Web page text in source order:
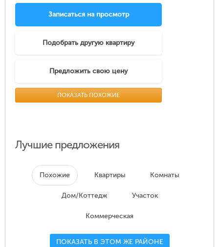
Записаться на просмотр
Подобрать другую квартиру
Предложить свою цену
ПОКАЗАТЬ ПОХОЖИЕ
Лучшие предложения
Похожие Квартиры Комнаты
Дом/Коттедж Участок
Коммерческая
ПОКАЗАТЬ В ЭТОМ ЖЕ РАЙОНЕ